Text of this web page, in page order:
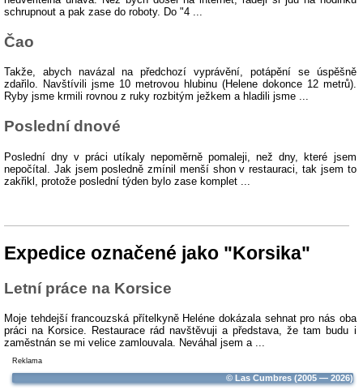
schrupnout a pak zase do roboty. Do "4 ...
Čao
Takže, abych navázal na předchozí vyprávění, potápění se úspěšně
zdařilo. Navštívili jsme 10 metrovou hlubinu (Helene dokonce 12 metrů).
Ryby jsme krmili rovnou z ruky rozbitým ježkem a hladili jsme ...
Poslední dnové
Poslední dny v práci utíkaly nepoměrně pomaleji, než dny, které jsem
nepočítal. Jak jsem posledně zmínil menší shon v restauraci, tak jsem to
zakřikl, protože poslední týden bylo zase komplet ...
Expedice označené jako "Korsika"
Letní práce na Korsice
Moje tehdejší francouzská přítelkyně Heléne dokázala sehnat pro nás oba
práci na Korsice. Restaurace rád navštěvuji a představa, že tam budu i
zaměstnán se mi velice zamlouvala. Neváhal jsem a ...
Reklama
© Las Cumbres (2005 — 2026)